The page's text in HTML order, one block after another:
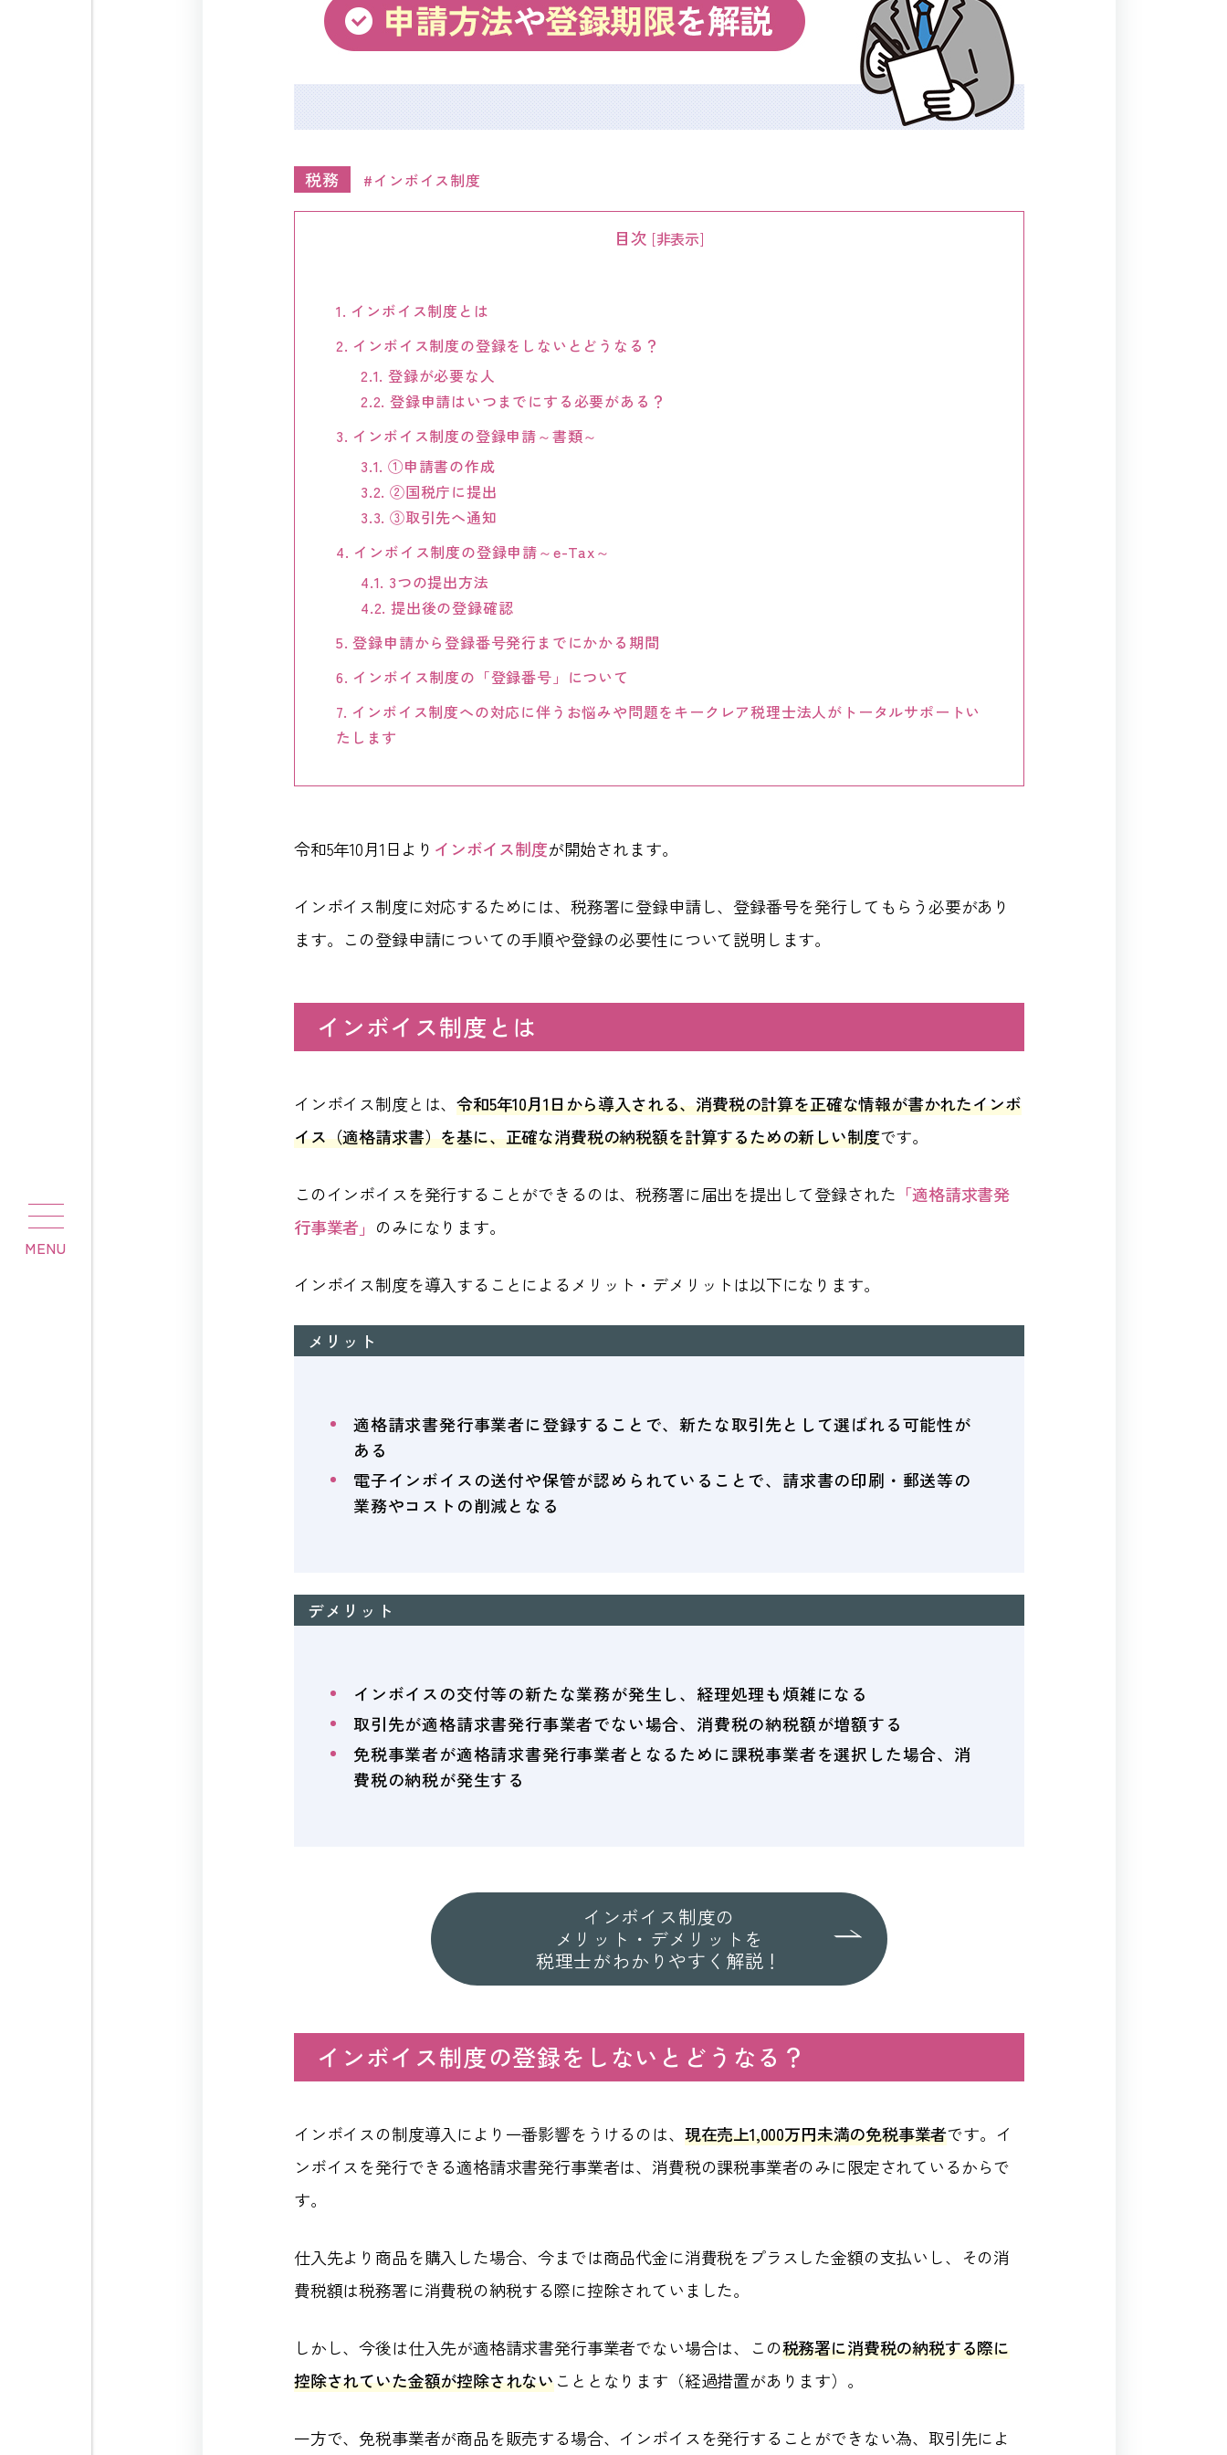
MENU
税務 インボイス制度
目次 [非表示]
1. インボイス制度とは
2. インボイス制度の登録をしないとどうなる？
2.1. 登録が必要な人
2.2. 登録申請はいつまでにする必要がある？
3. インボイス制度の登録申請～書類～
3.1. ①申請書の作成
3.2. ②国税庁に提出
3.3. ③取引先へ通知
4. インボイス制度の登録申請～e-Tax～
4.1. 3つの提出方法
4.2. 提出後の登録確認
5. 登録申請から登録番号発行までにかかる期間
6. インボイス制度の「登録番号」について
7. インボイス制度への対応に伴うお悩みや問題をキークレア税理士法人がトータルサポートい
たします
令和5年10月1日より インボイス制度が開始されます。
インボイス制度に対応するためには、税務署に登録申請し、登録番号を発行してもらう必要があり
ます。この登録申請についての手順や登録の必要性について説明します。
インボイス制度とは
インボイス制度とは、令和5年10月1日から導入される、消費税の計算を正確な情報が書かれたインボ
イス（適格請求書）を基に、正確な消費税の納税額を計算するための新しい制度です。
このインボイスを発行することができるのは、税務署に届出を提出して登録された 「適格請求書発
行事業者」 のみになります。
インボイス制度を導入することによるメリット・デメリットは以下になります。
メリット
適格請求書発行事業者に登録することで、新たな取引先として選ばれる可能性が
ある
電子インボイスの送付や保管が認められていることで、請求書の印刷・郵送等の
業務やコストの削減となる
デメリット
インボイスの交付等の新たな業務が発生し、経理処理も煩雑になる
取引先が適格請求書発行事業者でない場合、消費税の納税額が増額する
免税事業者が適格請求書発行事業者となるために課税事業者を選択した場合、消
費税の納税が発生する
インボイス制度の
メリット・デメリットを
税理士がわかりやすく解説！
インボイス制度の登録をしないとどうなる？
インボイスの制度導入により一番影響をうけるのは、 現在売上1,000万円未満の免税事業者です。イ
ンボイスを発行できる適格請求書発行事業者は、消費税の課税事業者のみに限定されているからで
す。
仕入先より商品を購入した場合、今までは商品代金に消費税をプラスした金額の支払いし、その消
費税額は税務署に消費税の納税する際に控除されていました。
しかし、今後は仕入先が適格請求書発行事業者でない場合は、この税務署に消費税の納税する際に
控除されていた金額が控除されないこととなります（経過措置があります）。
一方で、免税事業者が商品を販売する場合、インボイスを発行することができない為、取引先によ